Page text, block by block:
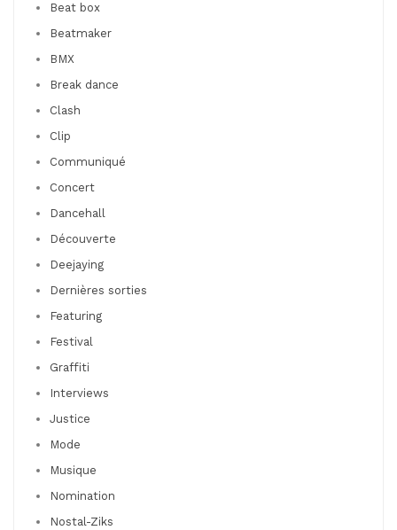
Beat box
Beatmaker
BMX
Break dance
Clash
Clip
Communiqué
Concert
Dancehall
Découverte
Deejaying
Dernières sorties
Featuring
Festival
Graffiti
Interviews
Justice
Mode
Musique
Nomination
Nostal-Ziks